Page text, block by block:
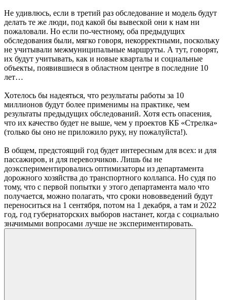
Не удивлюсь, если в третий раз обследование и модель будут
делать те же люди, под какой бы вывеской они к нам ни
пожаловали. Но если по-честному, оба предыдущих
обследования были, мягко говоря, некорректными, поскольку
не учитывали межмуниципальные маршруты. А тут, говорят,
их будут учитывать, как и новые кварталы и социальные
объекты, появившиеся в областном центре в последние 10
лет…
Хотелось бы надеяться, что результаты работы за 10
миллионов будут более применимы на практике, чем
результаты предыдущих обследований. Хотя есть опасения,
что их качество будет не выше, чем у проектов КБ «Стрелка»
(только бы оно не приложило руку, ну пожалуйста!).
В общем, предстоящий год будет интересным для всех: и для
пассажиров, и для перевозчиков. Лишь бы не
доэкспериментировались оптимизаторы из департамента
дорожного хозяйства до транспортного коллапса. Но судя по
тому, что с первой попытки у этого департамента мало что
получается, можно полагать, что сроки нововведений будут
переноситься на 1 сентября, потом на 1 декабря, а там и 2022
год, год губернаторских выборов настанет, когда с социально
значимыми вопросами лучше не экспериментировать.